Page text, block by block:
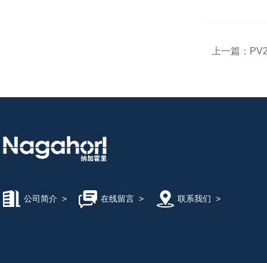
上一篇：
公司简介 > 在线留言> 联系我们 >